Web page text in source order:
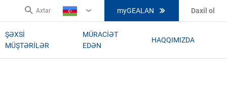
Axtar
AZ
myGEALAN Daxil ol
ŞƏXSI
MÜŞTƏRILƏR
MÜRACIƏT
EDƏN
HAQQIMIZDA